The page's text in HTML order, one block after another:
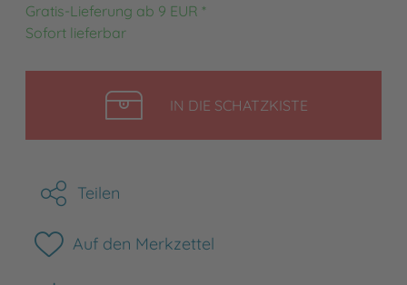
Gratis-Lieferung ab 9 EUR *
Sofort lieferbar
IN DIE SCHATZKISTELEGEN
Teilen
Auf den Merkzettel